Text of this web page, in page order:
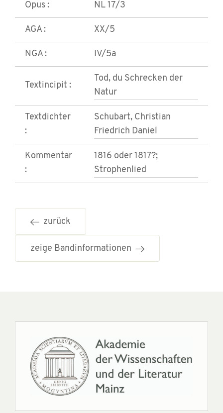
Opus : NL 17/3
AGA : XX/5
NGA : IV/5a
Textincipit :
Tod, du Schrecken der
Natur
Textdichter
:
Schubart, Christian
Friedrich Daniel
Kommentar
:
1816 oder 1817?;
Strophenlied
zurück
zeige Bandinformationen